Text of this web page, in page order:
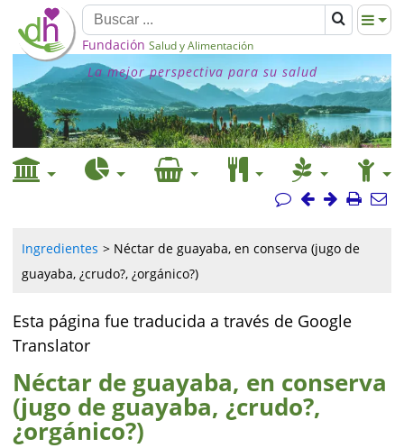
Fundación Salud y Alimentación
La mejor perspectiva para su salud
Ingredientes
Néctar de guayaba, en conserva (jugo de
guayaba, ¿crudo?, ¿orgánico?)
Esta página fue traducida a través de Google
Translator
Néctar de guayaba, en conserva
(jugo de guayaba, ¿crudo?,
¿orgánico?)